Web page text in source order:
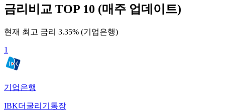
금리비교 TOP 10 (매주 업데이트)
현재 최고 금리 3.35% (기업은행)
1
기업은행
IBK더굴리기통장